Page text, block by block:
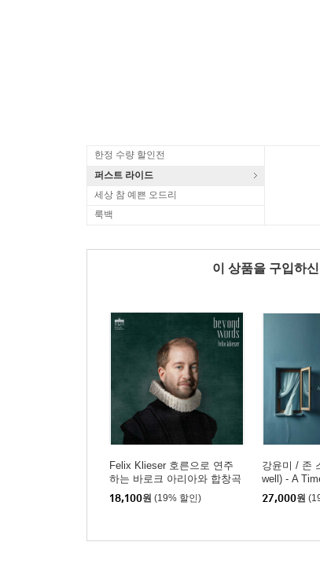
한정 수량 할인전
퍼스트 라이드
세상 참 예쁜 오드리
룩백
이 상품을 구입하신
Felix Klieser 호른으로 연주
하는 바로크 아리아와 합창곡
- 바흐 / 비발디 / 헨델 / 글룩
(J.S.Bach / Vivaldi / Handel /
18,100원 (19% 할인)
강윤미 / 존
well) - A
27,000원